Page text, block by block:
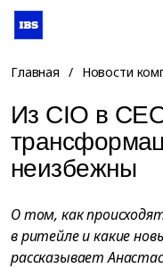
Главная / Новости
Из CIO в
неизбежны
О том, как
в ритейле и какие
рассказывает